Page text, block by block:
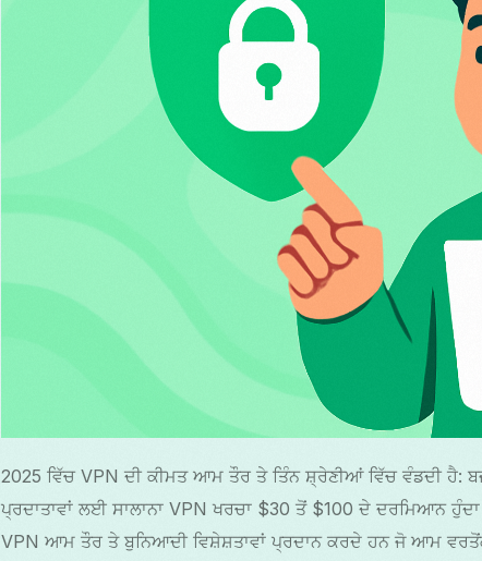
2025 ਵਿੱਚ VPN ਦੀ ਕੀਮਤ ਆਮ ਤੌਰ ਤੇ ਤਿੰਨ ਸ਼੍ਰੇਣੀਆਂ ਵਿੱਚ ਵੰਡਦੀ ਹੈ:
ਪ੍ਰਦਾਤਾਵਾਂ ਲਈ ਸਾਲਾਨਾ VPN ਖਰਚਾ $30 ਤੋਂ $100 ਦੇ ਦਰਮਿਆਨ
VPN ਆਮ ਤੌਰ ਤੇ ਬੁਨਿਆਦੀ ਵਿਸ਼ੇਸ਼ਤਾਵਾਂ ਪ੍ਰਦਾਨ ਕਰਦੇ ਹਨ ਜੋ ਆਮ